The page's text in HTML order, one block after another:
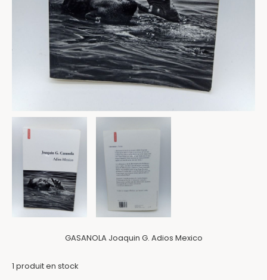
GASANOLA Joaquin G. Adios Mexico
1 produit en stock